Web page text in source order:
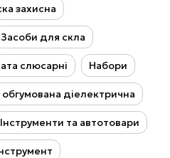
захисна
Засоби для скла
слюсарні Набори
обгумована діелектрична
Інструменти та автотовари